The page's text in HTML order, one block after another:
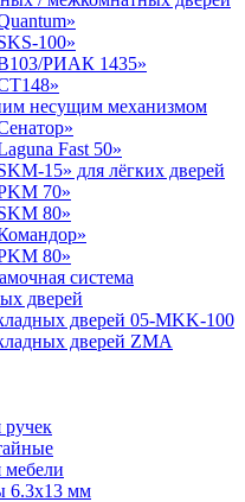
100»
РИАК 1435»
несущим механизмом
Fast 50»
15» для лёгких дверей
70»
80»
80»
система
дверей
дверей 05-MKK-100
дверей ZMA
6.3х13 мм